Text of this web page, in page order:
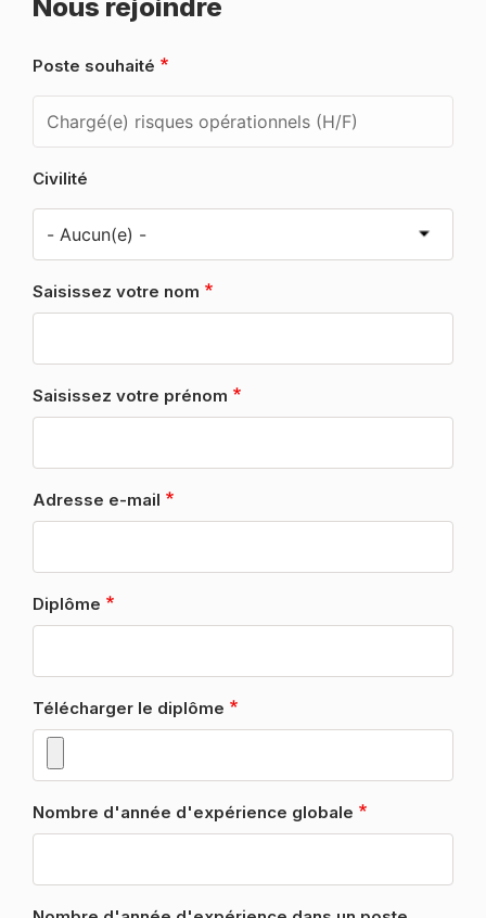
Nous rejoindre
Poste souhaité
Civilité
Saisissez votre nom
Saisissez votre prénom
Adresse e-mail
Diplôme
Télécharger le diplôme
Limité à 50 Mo.
Types autorisés : pdf, doc, docx, odt, jpeg, png, jpg.
Nombre d'année d'expérience globale